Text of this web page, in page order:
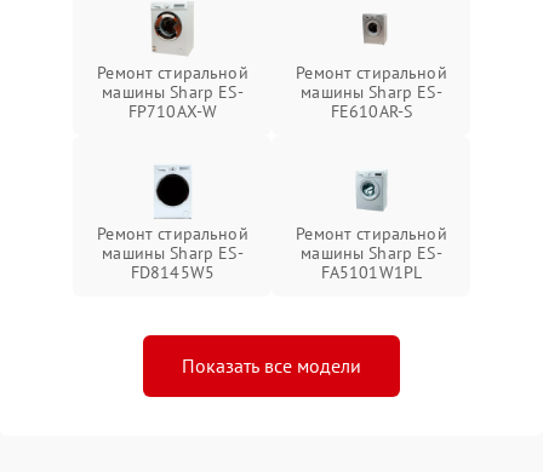
Ремонт стиральной
машины Sharp ES-
FP710AX-W
Ремонт стиральной
машины Sharp ES-
FE610AR-S
Ремонт стиральной
машины Sharp ES-
FD8145W5
Ремонт стиральной
машины Sharp ES-
FA5101W1PL
Показать все модели